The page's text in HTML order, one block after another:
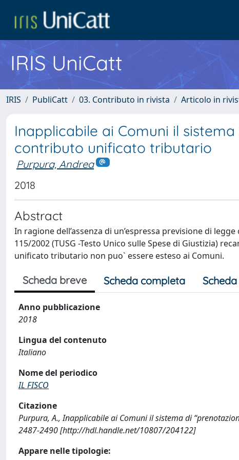
IRIS UniCatt
IRIS PubliCatt 03. Contributo in rivista Articolo in
Inapplicabile ai Comuni il
contributo unificato tributario
Purpura, Andrea
2018
Abstract
In ragione dell’assenza di un’espressa previsione di
115/2002 (TUSG -Testo Unico sulle Spese di Giustizia)
unificato tributario non puo` essere esteso ai Comuni.
Scheda breve Scheda completa
Anno pubblicazione
2018
Lingua del contenuto
Italiano
Nome del periodico
IL FISCO
Citazione
Purpura, A., Inapplicabile ai Comuni il sistema di
2487-2490 [http://hdl.handle.net/10807/204122]
Appare nelle tipologie: